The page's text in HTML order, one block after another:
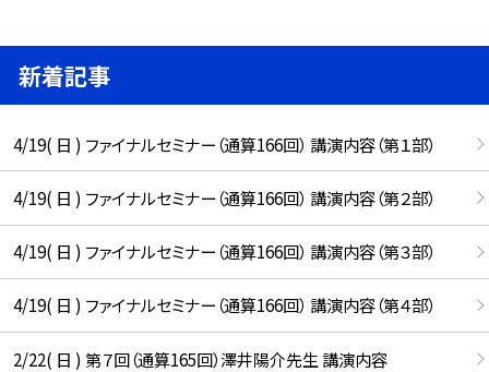
新着記事
4/19( 日 ) ファイナルセミナー（通算166回） 講演内容（第１部）
4/19( 日 ) ファイナルセミナー（通算166回） 講演内容（第２部）
4/19( 日 ) ファイナルセミナー（通算166回） 講演内容（第３部）
4/19( 日 ) ファイナルセミナー（通算166回） 講演内容（第４部）
2/22( 日 ) 第７回（通算165回）澤井陽介先生 講演内容